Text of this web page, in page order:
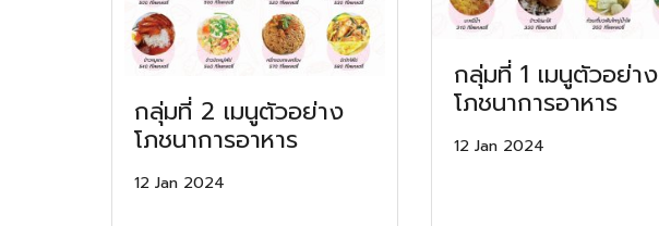
กลุ่มที่ 2 เมนูตัวอย่าง
โภชนาการอาหาร
12 Jan 2024
กลุ่มที่ 1 เมนูตัวอย่าง
โภชนาการอาหาร
12 Jan 2024